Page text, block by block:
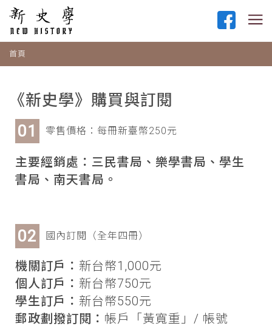
首頁
《新史學》購買與訂閱
零售價格：每冊新臺幣250元
主要經銷處：三民書局、樂學書局、學生
書局、南天書局。
國內訂閱（全年四冊）
機關訂戶： 新台幣1,000元
個人訂戶： 新台幣750元
學生訂戶： 新台幣550元
郵政劃撥訂閱： 帳戶「黃寬重」/ 帳號